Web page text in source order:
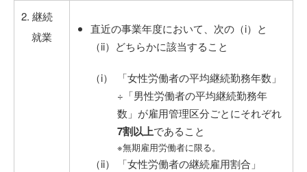
2. 継続
就業
直近の事業年度において、次の（i）と
（ii）どちらかに該当すること
「女性労働者の平均継続勤務年数」
÷「男性労働者の平均継続勤務年
数」が雇用管理区分ごとにそれぞれ
7割以上であること
※無期雇用労働者に限る。
「女性労働者の継続雇用割合」